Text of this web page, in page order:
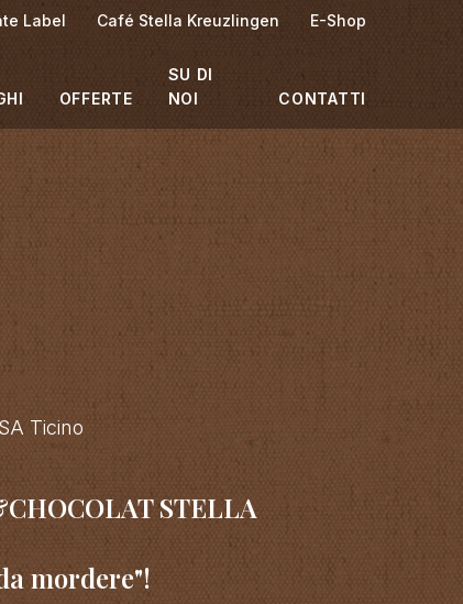
Label Café Stella Kreuzlingen E-Shop
OFFERTE
SU DI
NOI
CONTATTI
Ticino
STELLA
mordere"!